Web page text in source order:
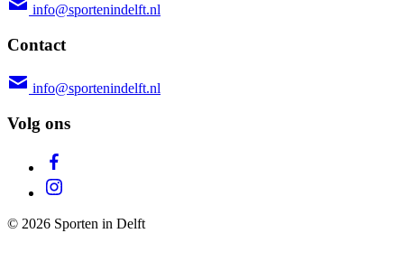
info@sportenindelft.nl
Contact
info@sportenindelft.nl
Volg ons
© 2026 Sporten in Delft